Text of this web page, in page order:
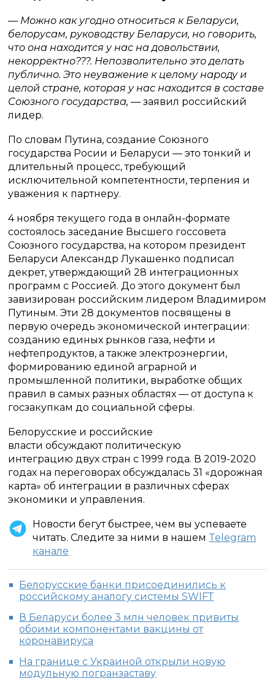
— Можно как угодно относиться к Беларуси,
белорусам, руководству Беларуси, но говорить,
что она находится у нас на довольствии,
некорректно???. Непозволительно это делать
публично. Это неуважение к целому народу и
целой стране, которая у нас находится в составе
Союзного государства,— заявил российский
лидер.
По словам Путина, создание Союзного
государства Росии и Беларуси — это тонкий и
длительный процесс, требующий
исключительной компетентности, терпения и
уважения к партнеру.
4 ноября текущего года в онлайн-формате
состоялось заседание Высшего госсовета
Союзного государства, на котором президент
Беларуси Александр Лукашенко подписал
декрет, утверждающий 28 интеграционных
программ с Россией. До этого документ был
завизирован российским лидером Владимиром
Путиным. Эти 28 документов посвящены в
первую очередь экономической интеграции:
созданию единых рынков газа, нефти и
нефтепродуктов, а также электроэнергии,
формированию единой аграрной и
промышленной политики, выработке общих
правил в самых разных областях — от доступа к
госзакупкам до социальной сферы.
Белорусские и российские
власти обсуждают политическую
интеграцию двух стран с 1999 года. В 2019-2020
годах на переговорах обсуждалась 31 «дорожная
карта» об интеграции в различных сферах
экономики и управления.
Новости бегут быстрее, чем вы успеваете
читать. Следите за ними в нашем Telegram
канале
Бeлopyccкиe бaнки пpиcoeдинилиcь к
poccийcкoмy aнaлoгy cиcтeмы ЅWІFТ
В Беларуси более 3 млн человек привиты
обоими компонентами вакцины от
коронавируса
На границе с Украиной открыли новую
модульную погранзаставу